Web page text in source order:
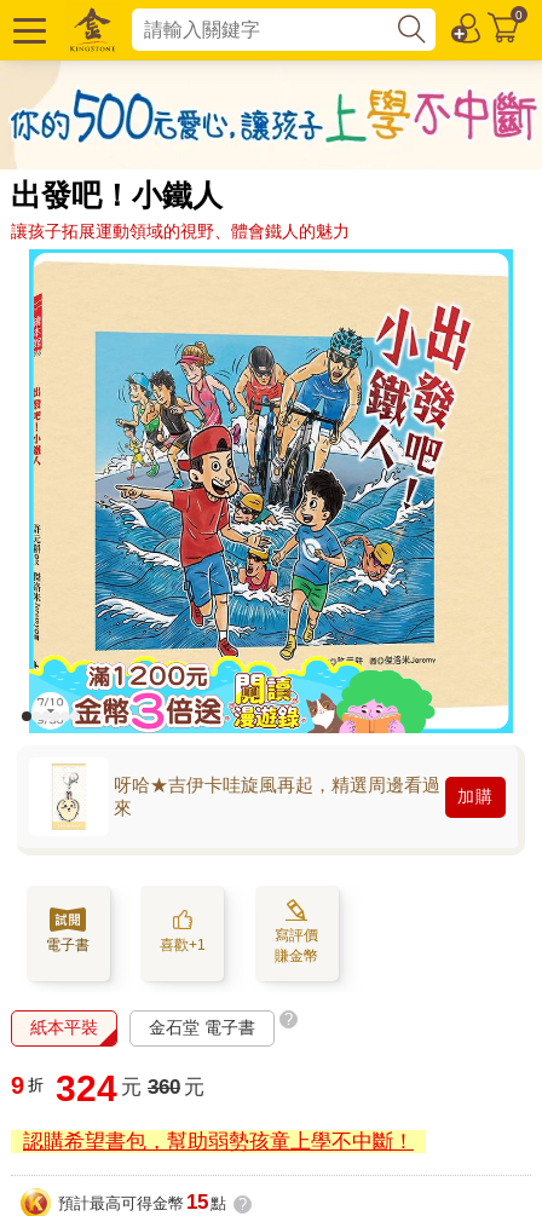
0
出發吧！小鐵人
讓孩子拓展運動領域的視野、體會鐵人的魅力
呀哈★吉伊卡哇旋風再起，精選周邊看過
來
加購
電子書 喜歡+1
寫評價
賺金幣
紙本平裝 金石堂 電子書 ?
9 折 324 元 360 元
認購希望書包，幫助弱勢孩童上學不中斷！
預計最高可得金幣 15點 ?